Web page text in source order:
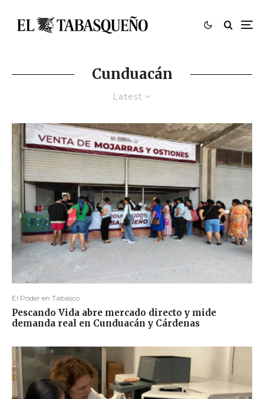
Cunduacán
Latest
El Poder en Tabasco
Pescando Vida abre mercado directo y mide
demanda real en Cunduacán y Cárdenas